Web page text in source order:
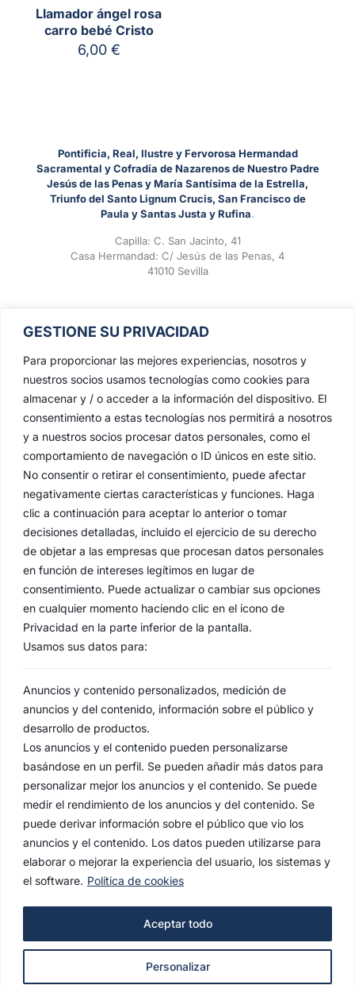
GESTIONE SU PRIVACIDAD
Para proporcionar las mejores experiencias, nosotros y
nuestros socios usamos tecnologías como cookies para
almacenar y / o acceder a la información del dispositivo. El
consentimiento a estas tecnologías nos permitirá a nosotros
y a nuestros socios procesar datos personales, como el
comportamiento de navegación o ID únicos en este sitio.
No consentir o retirar el consentimiento, puede afectar
negativamente ciertas características y funciones. Haga
clic a continuación para aceptar lo anterior o tomar
decisiones detalladas, incluido el ejercicio de su derecho
de objetar a las empresas que procesan datos personales
en función de intereses legítimos en lugar de
consentimiento. Puede actualizar o cambiar sus opciones
en cualquier momento haciendo clic en el icono de
Privacidad en la parte inferior de la pantalla.
Usamos sus datos para:
Anuncios y contenido personalizados, medición de
anuncios y del contenido, información sobre el público y
desarrollo de productos.
Los anuncios y el contenido pueden personalizarse
basándose en un perfil. Se pueden añadir más datos para
personalizar mejor los anuncios y el contenido. Se puede
medir el rendimiento de los anuncios y del contenido. Se
puede derivar información sobre el público que vio los
anuncios y el contenido. Los datos pueden utilizarse para
elaborar o mejorar la experiencia del usuario, los sistemas y
el software. Política de cookies
Personalizar
Aceptar todo
Llamador ángel rosa
carro bebé Cristo
6,00 €
Pontificia, Real, Ilustre y Fervorosa Hermandad
Sacramental y Cofradía de Nazarenos de Nuestro Padre
Jesús de las Penas y María Santísima de la Estrella,
Triunfo del Santo Lignum Crucis, San Francisco de
Paula y Santas Justa y Rufina.
Capilla: C. San Jacinto, 41
Casa Hermandad: C/ Jesús de las Penas, 4
41010 Sevilla
AVISO LEGAL
POLÍTICA DE PRIVACIDAD
POLÍTICA DE COOKIES